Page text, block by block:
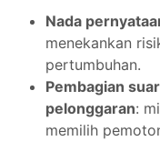
Nada
menekankan
pertumbuhan.
Pembagian
pelonggaran:
memilih